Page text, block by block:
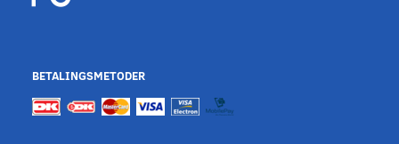
BETALINGSMETODER